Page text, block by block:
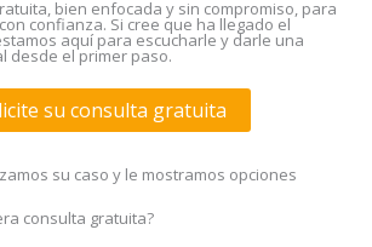
bien enfocada y sin compromiso, para
confianza. Si cree que ha llegado el
aquí para escucharle y darle una
desde el primer paso.
su consulta gratuita
su caso y le mostramos opciones
consulta gratuita?